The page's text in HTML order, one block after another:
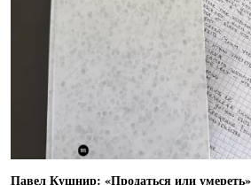
Павел Кушнир: «Продаться или умереть»